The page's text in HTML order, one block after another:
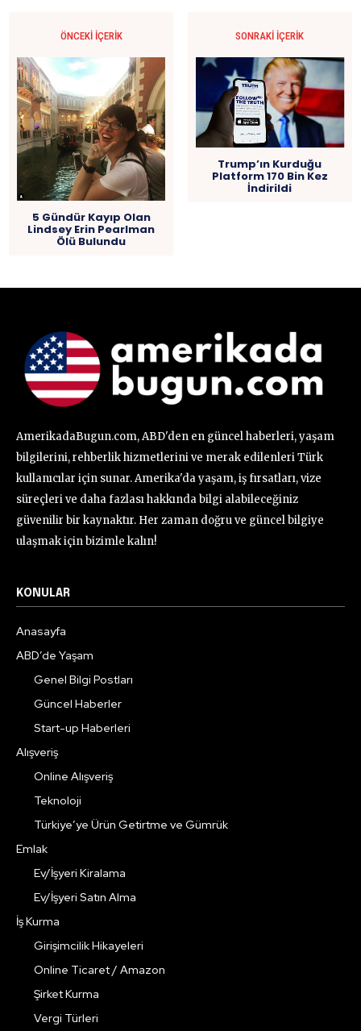
ÖNCEKI İÇERIK
5 Gündür Kayıp Olan
Lindsey Erin Pearlman
Ölü Bulundu
SONRAKI İÇERIK
Trump’ın Kurduğu
Platform 170 Bin Kez
İndirildi
AmerikadaBugun.com, ABD'den en güncel haberleri, yaşam
bilgilerini, rehberlik hizmetlerini ve merak edilenleri Türk
kullanıcılar için sunar. Amerika'da yaşam, iş fırsatları, vize
süreçleri ve daha fazlası hakkında bilgi alabileceğiniz
güvenilir bir kaynaktır. Her zaman doğru ve güncel bilgiye
ulaşmak için bizimle kalın!
KONULAR
Anasayfa
ABD’de Yaşam
Genel Bilgi Postları
Güncel Haberler
Start-up Haberleri
Alışveriş
Online Alışveriş
Teknoloji
Türkiye’ye Ürün Getirtme ve Gümrük
Emlak
Ev/İşyeri Kiralama
Ev/İşyeri Satın Alma
İş Kurma
Girişimcilik Hikayeleri
Online Ticaret / Amazon
Şirket Kurma
Vergi Türleri